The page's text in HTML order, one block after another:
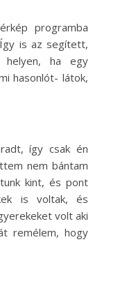
programba
is az segített,
ha egy
hasonlót- látok,
így csak én
nem bántam
kint, és pont
is voltak, és
volt aki
remélem, hogy